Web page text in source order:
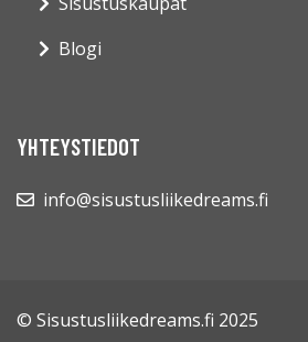
Blogi
YHTEYSTIEDOT
info@sisustusliikedreams.fi
© Sisustusliikedreams.fi 2025